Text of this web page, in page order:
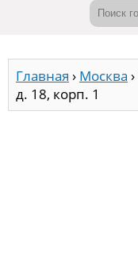
Главная › Москва ›
д. 18, корп. 1